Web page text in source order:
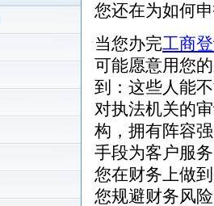
您还在为如何
当您办完工商
可能愿意用您
到：这些人能
对执法机关的
构，拥有阵容
手段为客户服
您在财务上做
您规避财务风